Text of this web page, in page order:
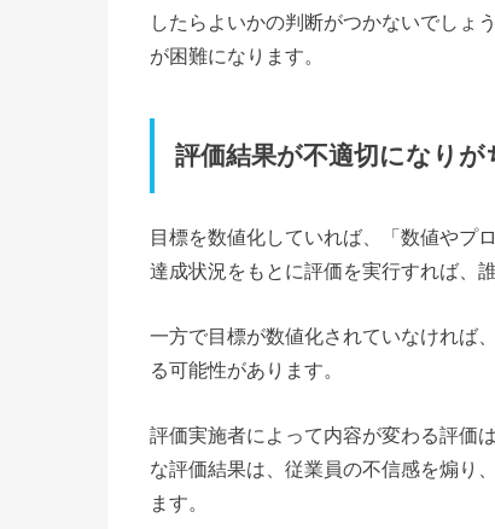
したらよいかの判断がつかないでしょ
が困難になります。
評価結果が不適切になりが
目標を数値化していれば、「数値やプ
達成状況をもとに評価を実行すれば、
一方で目標が数値化されていなければ
る可能性があります。
評価実施者によって内容が変わる評価
な評価結果は、従業員の不信感を煽り
ます。